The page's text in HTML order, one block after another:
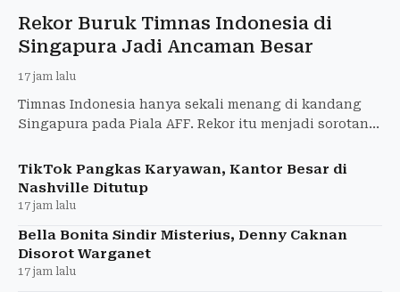
Rekor Buruk Timnas Indonesia di
Singapura Jadi Ancaman Besar
17 jam lalu
Timnas Indonesia hanya sekali menang di kandang
Singapura pada Piala AFF. Rekor itu menjadi sorotan
TikTok Pangkas Karyawan, Kantor Besar di
Nashville Ditutup
17 jam lalu
Bella Bonita Sindir Misterius, Denny Caknan
Disorot Warganet
17 jam lalu